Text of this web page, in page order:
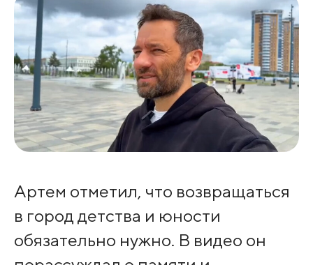
Артем отметил, что возвращаться
в город детства и юности
обязательно нужно. В видео он